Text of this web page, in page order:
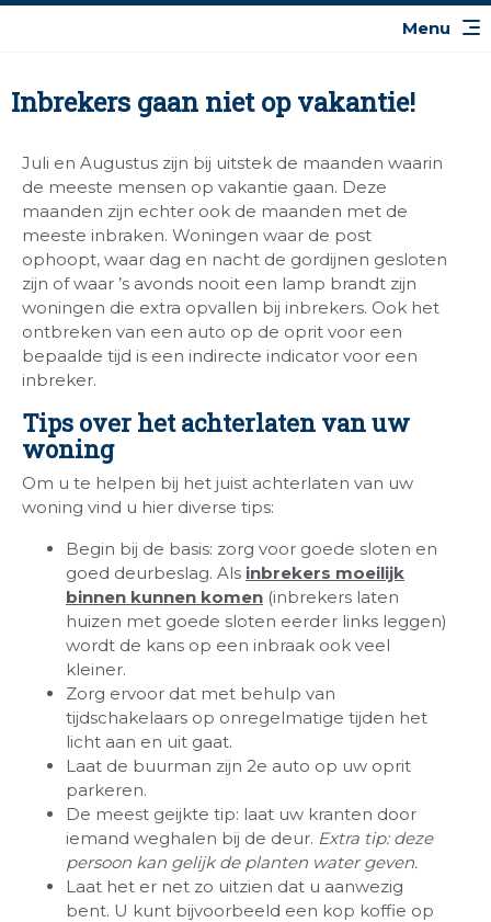
Inbrekers gaan niet op vakantie!
Juli en Augustus zijn bij uitstek de maanden waarin
de meeste mensen op vakantie gaan. Deze
maanden zijn echter ook de maanden met de
meeste inbraken. Woningen waar de post
ophoopt, waar dag en nacht de gordijnen gesloten
zijn of waar ’s avonds nooit een lamp brandt zijn
woningen die extra opvallen bij inbrekers. Ook het
ontbreken van een auto op de oprit voor een
bepaalde tijd is een indirecte indicator voor een
inbreker.
Tips over het achterlaten van uw
woning
Om u te helpen bij het juist achterlaten van uw
woning vind u hier diverse tips:
Begin bij de basis: zorg voor goede sloten en
goed deurbeslag. Als inbrekers moeilijk
binnen kunnen komen (inbrekers laten
huizen met goede sloten eerder links leggen)
wordt de kans op een inbraak ook veel
kleiner.
Zorg ervoor dat met behulp van
tijdschakelaars op onregelmatige tijden het
licht aan en uit gaat.
Laat de buurman zijn 2e auto op uw oprit
parkeren.
De meest geijkte tip: laat uw kranten door
iemand weghalen bij de deur. Extra tip: deze
persoon kan gelijk de planten water geven.
Laat het er net zo uitzien dat u aanwezig
bent. U kunt bijvoorbeeld een kop koffie op